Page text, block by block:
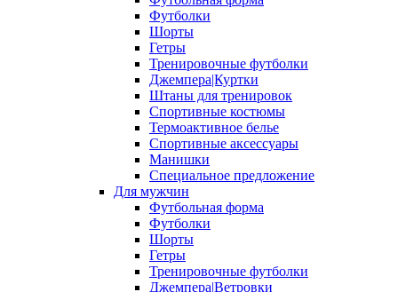
Футболки
Шорты
Гетры
Тренировочные футболки
Джемпера|Куртки
Штаны для тренировок
Спортивные костюмы
Термоактивное белье
Спортивные аксессуары
Манишки
Специальное предложение
Для мужчин
Футбольная форма
Футболки
Шорты
Гетры
Тренировочные футболки
Джемпера|Ветровки